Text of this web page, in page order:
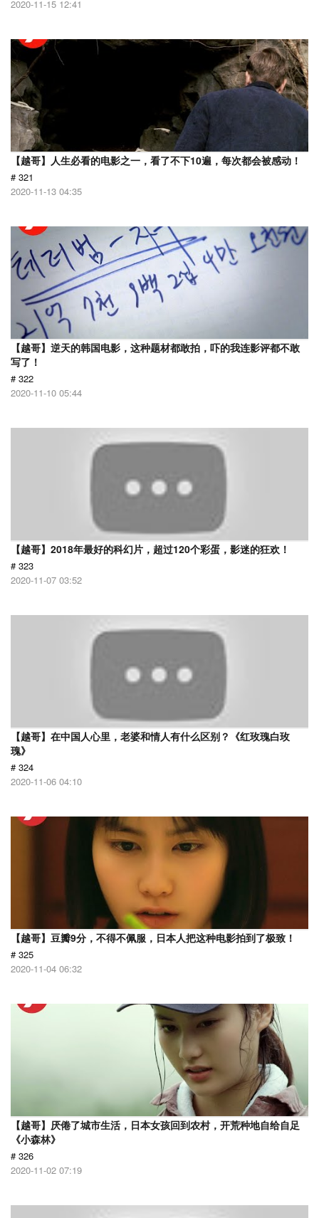
2020-11-15 12:41
【越哥】人生必看的电影之一，看了不下10遍，每次都会被感动！
# 321
2020-11-13 04:35
【越哥】逆天的韩国电影，这种题材都敢拍，吓的我连影评都不敢
写了！
# 322
2020-11-10 05:44
【越哥】2018年最好的科幻片，超过120个彩蛋，影迷的狂欢！
# 323
2020-11-07 03:52
【越哥】在中国人心里，老婆和情人有什么区别？《红玫瑰白玫
瑰》
# 324
2020-11-06 04:10
【越哥】豆瓣9分，不得不佩服，日本人把这种电影拍到了极致！
# 325
2020-11-04 06:32
【越哥】厌倦了城市生活，日本女孩回到农村，开荒种地自给自足
《小森林》
# 326
2020-11-02 07:19